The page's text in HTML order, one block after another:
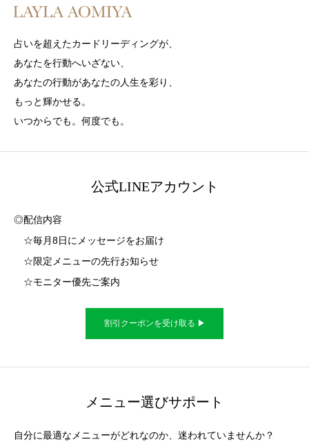
占いを超えたカードリーディングが、
あなたを行動へいざない、
あなたの行動があなたの人生を彩り、
もっと輝かせる。
いつからでも。何度でも。
公式LINEアカウント
◎配信内容
☆毎月8日にメッセージをお届け
☆限定メニューの先行お知らせ
☆モニター優先ご案内
割引クーポンを受け取る ▶︎
メニュー選びサポート
自分に最適なメニューがどれなのか、迷われていませんか？